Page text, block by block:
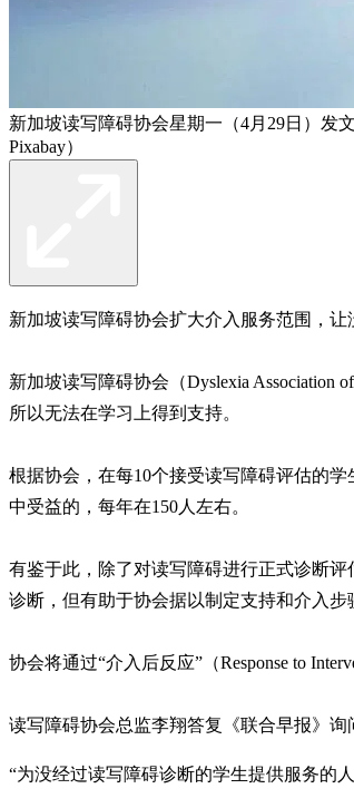
新加坡读写障碍协会星期一（4月29日）发
Pixabay）
新加坡读写障碍协会扩大介入服务范围，
新加坡读写障碍协会（Dyslexia Association
所以无法在学习上得到支持。
根据协会，在每10个接受读写障碍评估的
中受益的，每年在150人左右。
有鉴于此，除了对读写障碍进行正式诊断
诊断，但有助于协会据以制定支持和介入步
协会将通过“介入后反应”（Response to
读写障碍协会总监李翔答复《联合早报》
“为没经过读写障碍诊断的学生提供服务的